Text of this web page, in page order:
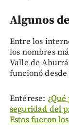
Algunos
Entre los
los nombres
Valle de
funcionó
Entérese:
seguridad del
Estos fueron